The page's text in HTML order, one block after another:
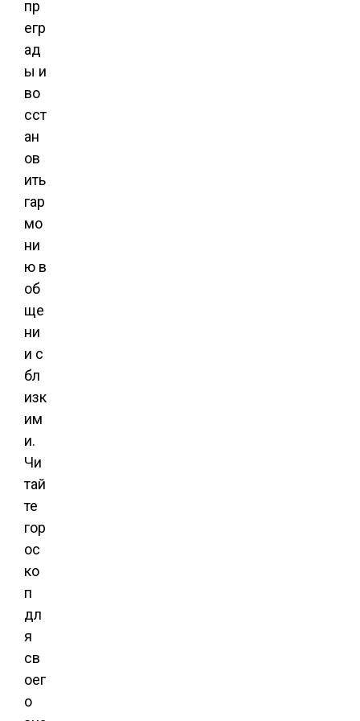
пр
егр
ад
ы и
во
сст
ан
ов
ить
гар
мо
ни
ю в
об
ще
ни
и с
бл
изк
им
и.
Чи
тай
те
гор
ос
ко
п
дл
я
св
оег
о